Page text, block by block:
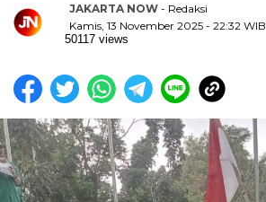
JAKARTA NOW - Redaksi
Kamis, 13 November 2025 - 22:32 WIB
50117 views